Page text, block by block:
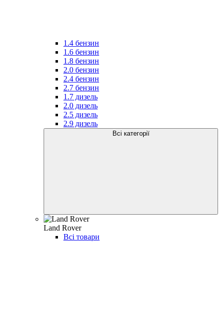
1.4 бензин
1.6 бензин
1.8 бензин
2.0 бензин
2.4 бензин
2.7 бензин
1.7 дизель
2.0 дизель
2.5 дизель
2.9 дизель
Всі категорії
Land Rover
Всі товари